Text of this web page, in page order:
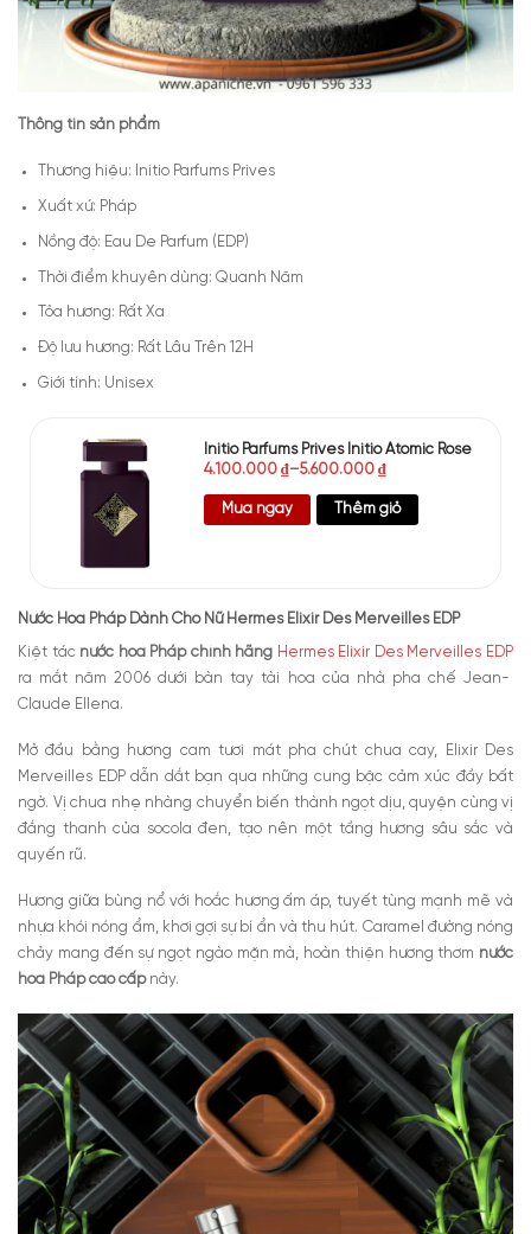
Thông tin sản phẩm
Thương hiệu: Initio Parfums Prives
Xuất xứ: Pháp
Nồng độ: Eau De Parfum (EDP)
Thời điểm khuyên dùng: Quanh Năm
Tỏa hương: Rất Xa
Độ lưu hương: Rất Lâu Trên 12H
Giới tính: Unisex
Initio Parfums Prives Initio Atomic Rose
4.100.000₫–5.600.000₫
Mua ngay Thêm giỏ
Nước Hoa Pháp Dành Cho Nữ Hermes Elixir Des Merveilles EDP
Kiệt tác nước hoa Pháp chính hãng Hermes Elixir Des Merveilles EDP
ra mắt năm 2006 dưới bàn tay tài hoa của nhà pha chế Jean-
Claude Ellena.
Mở đầu bằng hương cam tươi mát pha chút chua cay, Elixir Des
Merveilles EDP dẫn dắt bạn qua những cung bậc cảm xúc đầy bất
ngờ. Vị chua nhẹ nhàng chuyển biến thành ngọt dịu, quyện cùng vị
đắng thanh của socola đen, tạo nên một tầng hương sâu sắc và
quyến rũ.
Hương giữa bùng nổ với hoắc hương ấm áp, tuyết tùng mạnh mẽ và
nhựa khói nóng ẩm, khơi gợi sự bí ẩn và thu hút. Caramel đường nóng
chảy mang đến sự ngọt ngào mặn mà, hoàn thiện hương thơm nước
hoa Pháp cao cấp này.